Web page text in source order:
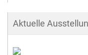
Aktuelle